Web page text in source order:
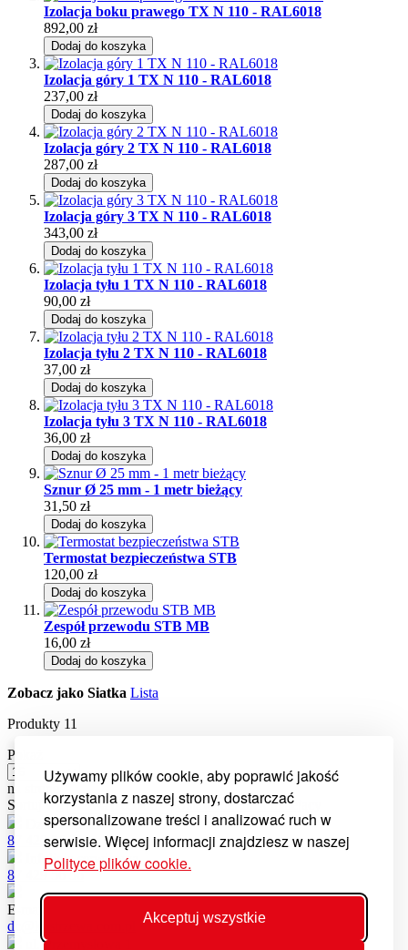
Używamy plików cookie, aby poprawić jakość
korzystania z naszej strony, dostarczać
spersonalizowane treści i analizować ruch w
serwisie. Więcej informacji znajdziesz w naszej
Polityce plików cookie.
Akceptuj wszystkie
Izolacja boku prawego TX N 110 - RAL6018
892,00 zł
Dodaj do koszyka
Izolacja góry 1 TX N 110 - RAL6018
237,00 zł
Dodaj do koszyka
Izolacja góry 2 TX N 110 - RAL6018
287,00 zł
Dodaj do koszyka
Izolacja góry 3 TX N 110 - RAL6018
343,00 zł
Dodaj do koszyka
Izolacja tyłu 1 TX N 110 - RAL6018
90,00 zł
Dodaj do koszyka
Izolacja tyłu 2 TX N 110 - RAL6018
37,00 zł
Dodaj do koszyka
Izolacja tyłu 3 TX N 110 - RAL6018
36,00 zł
Dodaj do koszyka
Sznur Ø 25 mm - 1 metr bieżący
31,50 zł
Dodaj do koszyka
Termostat bezpieczeństwa STB
120,00 zł
Dodaj do koszyka
Zespół przewodu STB MB
16,00 zł
Dodaj do koszyka
Zobacz jako Siatka Lista
Produkty 11
Pokaż
na stronę
Sortuj wg
Ustaw kierunek malejący
Dział części
87 429 56 21
Infolinia serwisowa
87 429 56 56
E-mail
dc@kostrzewa.com.pl
ul. Przemysłowa 1